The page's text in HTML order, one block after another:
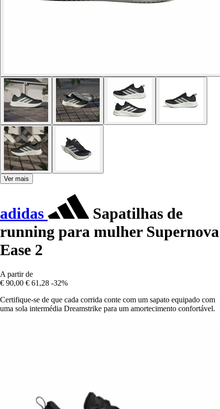
Ver mais
adidas
Sapatilhas de
running para mulher Supernova
Ease 2
A partir de
€ 90,00 € 61,28 -32%
Certifique-se de que cada corrida conte com um sapato equipado com
uma sola intermédia Dreamstrike para um amortecimento confortável.